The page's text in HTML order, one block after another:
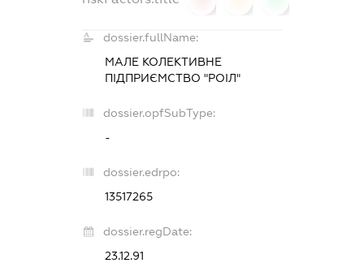
dossier.fullName:
МАЛЕ КОЛЕКТИВНЕ
ПІДПРИЄМСТВО "РОІЛ"
dossier.opfSubType:
-
dossier.edrpo:
13517265
dossier.regDate:
23.12.91